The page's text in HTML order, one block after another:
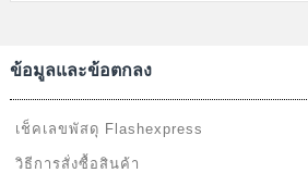
ข้อมูลและข้อตกลง
เช็คเลขพัสดุ Flashexpress
วิธีการสั่งซื้อสินค้า